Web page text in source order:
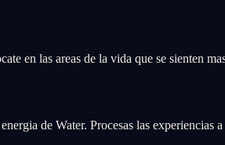
en las areas de la vida que se sienten
de Water. Procesas las